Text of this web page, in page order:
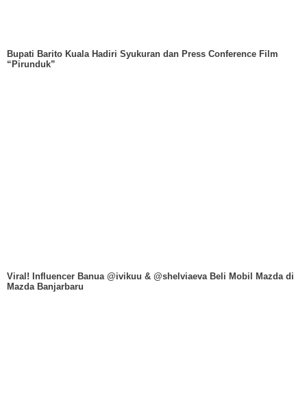
Bupati Barito Kuala Hadiri Syukuran dan Press Conference Film
“Pirunduk”
Viral! Influencer Banua @ivikuu & @shelviaeva Beli Mobil Mazda di
Mazda Banjarbaru